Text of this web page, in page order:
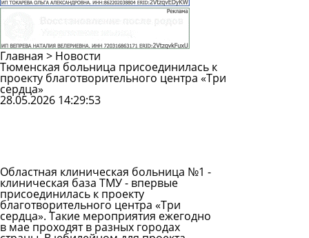
Главная > Новости
Тюменская больница присоединилась к
проекту благотворительного центра «Три
сердца»
28.05.2026 14:29:53
Областная клиническая больница №1 -
клиническая база ТМУ - впервые
присоединилась к проекту
благотворительного центра «Три
сердца». Такие мероприятия ежегодно
в мае проходят в разных городах